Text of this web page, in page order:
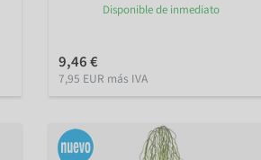
Disponible de inmediato
9,46 €
7,95 EUR más IVA